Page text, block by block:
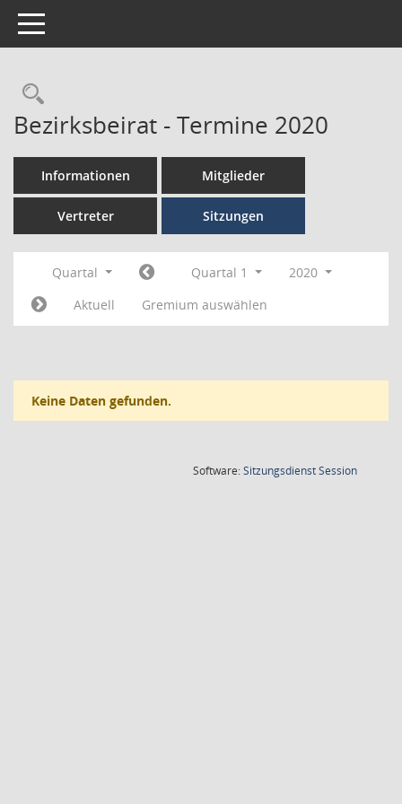
Toggle navigation
Bezirksbeirat - Termine 2020
Informationen Mitglieder
Vertreter Sitzungen
Quartal Quartal 1
2020
Aktuell
Gremium auswählen
Keine Daten gefunden.
Software:SitzungsdienstSession(Wird in